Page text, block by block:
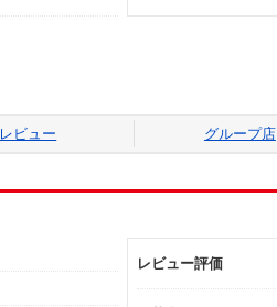
レビュー グループ店
レビュー評価